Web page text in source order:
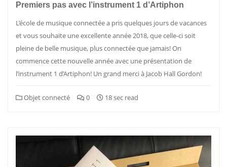
Premiers pas avec l’instrument 1 d’Artiphon
L’école de musique connectée a pris quelques jours de vacances
et vous souhaite une excellente année 2018, que celle-ci soit
pleine de belle musique, plus connectée que jamais! On
commence cette nouvelle année avec une présentation de
l’instrument 1 d’Artiphon! Un grand merci à Jacob Hall Gordon!
Objet connecté 0 18 sec read